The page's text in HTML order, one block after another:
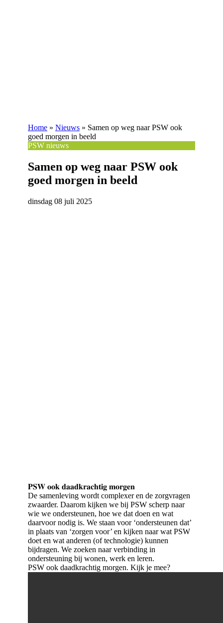
Home » Nieuws » Samen op weg naar PSW ook
goed morgen in beeld
PSW nieuws
Samen op weg naar PSW ook
goed morgen in beeld
dinsdag 08 juli 2025
𝐏𝐒𝐖 𝐨𝐨𝐤 𝐝𝐚𝐚𝐝𝐤𝐫𝐚𝐜𝐡𝐭𝐢𝐠 𝐦𝐨𝐫𝐠𝐞𝐧
De samenleving wordt complexer en de zorgvragen
zwaarder. Daarom kijken we bij PSW scherp naar
wie we ondersteunen, hoe we dat doen en wat
daarvoor nodig is. We staan voor ‘ondersteunen dat’
in plaats van ‘zorgen voor’ en kijken naar wat PSW
doet en wat anderen (of technologie) kunnen
bijdragen. We zoeken naar verbinding in
ondersteuning bij wonen, werk en leren.
PSW ook daadkrachtig morgen. Kijk je mee?